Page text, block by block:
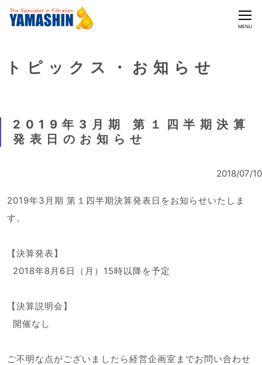
CLOSE
MENU
トピックス・お知らせ
2019年3月期 第１四半期決算
発表日のお知らせ
2018/07/10
2019年3月期 第１四半期決算発表日をお知らせいたしま
す。
【決算発表】
2018年8月6日（月）15時以降を予定
【決算説明会】
開催なし
ご不明な点がございましたら経営企画室までお問い合わせ